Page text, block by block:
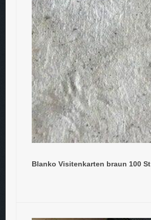
Blanko Visitenkarten braun 100 St